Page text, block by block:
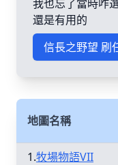
我也忘了當時咋
還是有用的
信長之野望 刷
地圖名稱
1.牧場物語VII